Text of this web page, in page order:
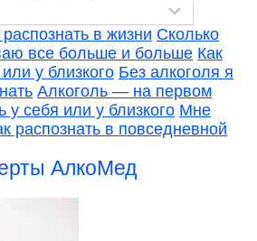
распознать в жизни Сколько
все больше и больше Как
у близкого Без алкоголя я
Алкоголь — на первом
у себя или у близкого Мне
распознать в повседневной
АлкоМед